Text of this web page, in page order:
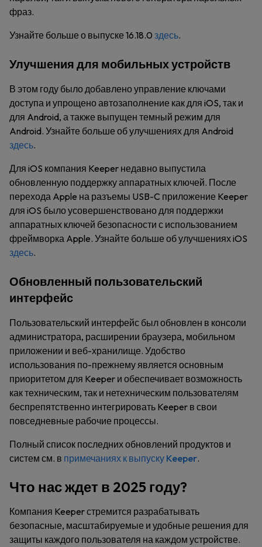
фраз.
Узнайте больше о выпуске 16.18.0 здесь.
Улучшения для мобильных устройств
В этом году было добавлено управление ключами
доступа и упрощено автозаполнение как для iOS, так и
для Android, а также выпущен темный режим для
Android. Узнайте больше об улучшениях для Android
здесь.
Для iOS компания Keeper недавно выпустила
обновленную поддержку аппаратных ключей. После
перехода Apple на разъемы USB-C приложение Keeper
для iOS было усовершенствовано для поддержки
аппаратных ключей безопасности с использованием
фреймворка Apple. Узнайте больше об улучшениях iOS
здесь.
Обновленный пользовательский
интерфейс
Пользовательский интерфейс был обновлен в консоли
администратора, расширении браузера, мобильном
приложении и веб-хранилище. Удобство
использования по-прежнему является основным
приоритетом для Keeper и обеспечивает возможность
как техническим, так и нетехническим пользователям
беспрепятственно интегрировать Keeper в свои
повседневные рабочие процессы.
Полный список последних обновлений продуктов и
систем см. в примечаниях к выпуску Keeper.
Что нас ждет в 2025 году?
Компания Keeper стремится разрабатывать
безопасные, масштабируемые и удобные решения для
защиты каждого пользователя на каждом устройстве.